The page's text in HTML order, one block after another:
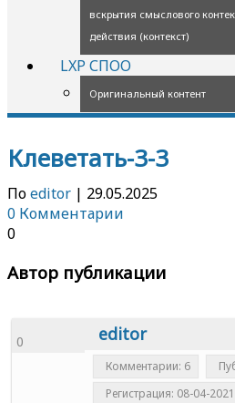
вскрытия смыслового
действия (контекст)
LXP СПОО
Оригинальный контент
Клеветать-3-3
Поeditor | 29.05.2025
0 Комментарии
0
Автор публикации
editor
0
Комментарии: 6
Регистрация: 08-04-2021